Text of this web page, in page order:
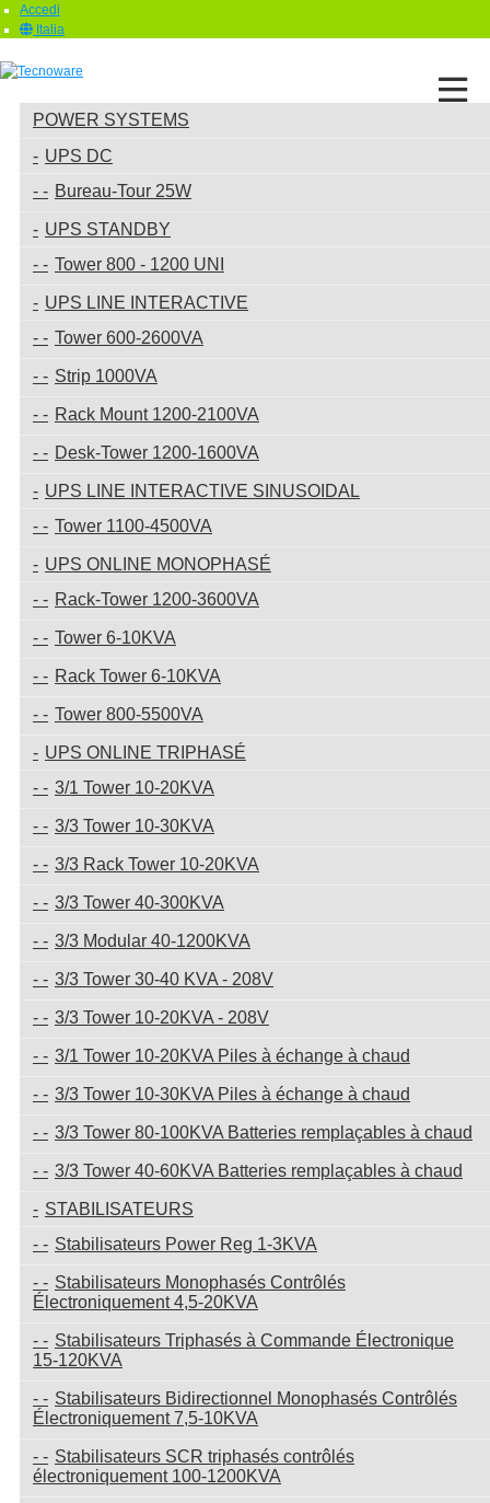
Accedi
Italia
POWER SYSTEMS
UPS DC
Bureau-Tour 25W
UPS STANDBY
Tower 800 - 1200 UNI
UPS LINE INTERACTIVE
Tower 600-2600VA
Strip 1000VA
Rack Mount 1200-2100VA
Desk-Tower 1200-1600VA
UPS LINE INTERACTIVE SINUSOIDAL
Tower 1100-4500VA
UPS ONLINE MONOPHASÉ
Rack-Tower 1200-3600VA
Tower 6-10KVA
Rack Tower 6-10KVA
Tower 800-5500VA
UPS ONLINE TRIPHASÉ
3/1 Tower 10-20KVA
3/3 Tower 10-30KVA
3/3 Rack Tower 10-20KVA
3/3 Tower 40-300KVA
3/3 Modular 40-1200KVA
3/3 Tower 30-40 KVA - 208V
3/3 Tower 10-20KVA - 208V
3/1 Tower 10-20KVA Piles à échange à chaud
3/3 Tower 10-30KVA Piles à échange à chaud
3/3 Tower 80-100KVA Batteries remplaçables à chaud
3/3 Tower 40-60KVA Batteries remplaçables à chaud
STABILISATEURS
Stabilisateurs Power Reg 1-3KVA
Stabilisateurs Monophasés Contrôlés
Électroniquement 4,5-20KVA
Stabilisateurs Triphasés à Commande Électronique
15-120KVA
Stabilisateurs Bidirectionnel Monophasés Contrôlés
Électroniquement 7,5-10KVA
Stabilisateurs SCR triphasés contrôlés
électroniquement 100-1200KVA